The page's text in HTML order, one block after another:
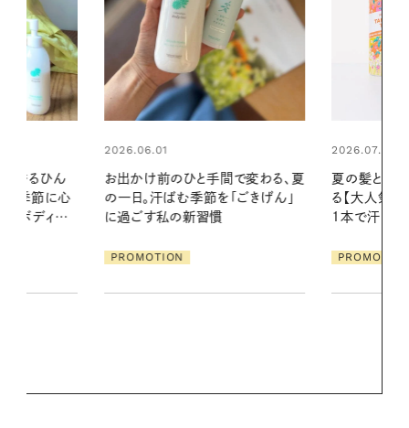
変わる、夏
ごきげん」
2026.07.24
夏の髪と心が瞬時にリフレッシュす
る【大人気のドライシャンプー】 この
1本で汗ばむ季節も一日中心地よく
PROMOTION
2026.07.21
発・ベーリングの
リーとの重